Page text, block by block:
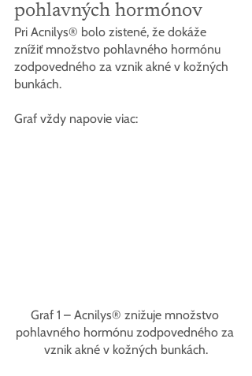
pohlavných hormónov
Pri Acnilys® bolo zistené, že dokáže
znížiť množstvo pohlavného hormónu
zodpovedného za vznik akné v kožných
bunkách.
Graf vždy napovie viac:
Graf 1 – Acnilys® znižuje množstvo
pohlavného hormónu zodpovedného za
vznik akné v kožných bunkách.